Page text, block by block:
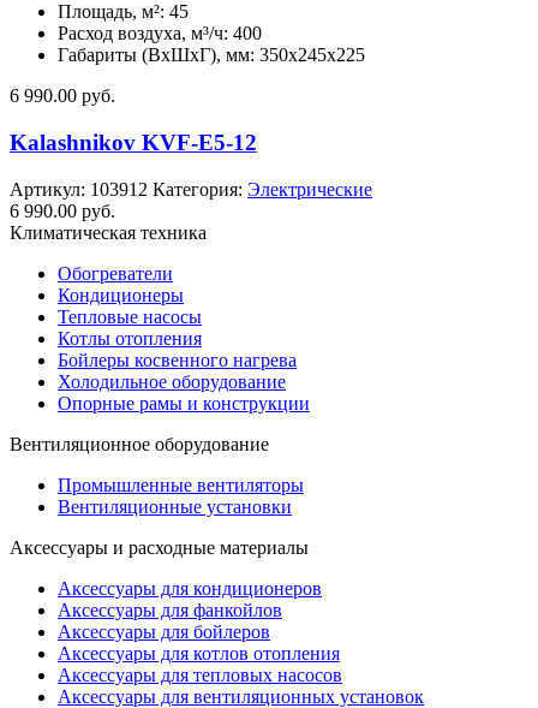
Площадь, м²: 45
Расход воздуха, м³/ч: 400
Габариты (ВхШхГ), мм: 350x245x225
6 990.00 руб.
Kalashnikov KVF-E5-12
Артикул: 103912 Категория: Электрические
6 990.00 руб.
Климатическая техника
Обогреватели
Кондиционеры
Тепловые насосы
Котлы отопления
Бойлеры косвенного нагрева
Холодильное оборудование
Опорные рамы и конструкции
Вентиляционное оборудование
Промышленные вентиляторы
Вентиляционные установки
Аксессуары и расходные материалы
Аксессуары для кондиционеров
Аксессуары для фанкойлов
Аксессуары для бойлеров
Аксессуары для котлов отопления
Аксессуары для тепловых насосов
Аксессуары для вентиляционных установок